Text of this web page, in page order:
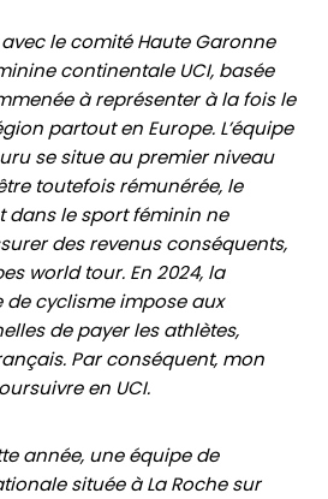
le comité Haute Garonne
continentale UCI, basée
à représenter à la fois le
partout en Europe. L’équipe
se situe au premier niveau
toutefois rémunérée, le
dans le sport féminin ne
des revenus conséquents,
world tour. En 2024, la
cyclisme impose aux
de payer les athlètes,
Par conséquent, mon
en UCI.
année, une équipe de
située à La Roche sur